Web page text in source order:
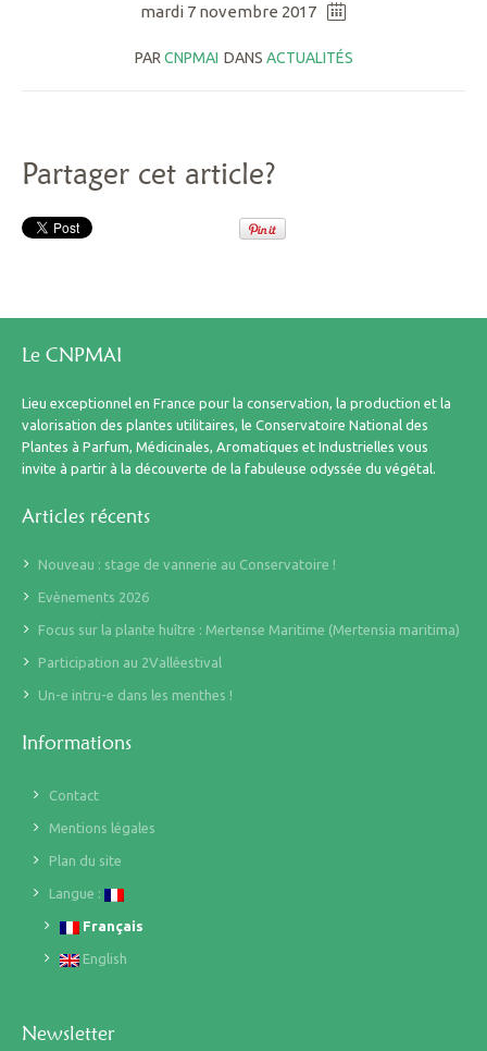
mardi 7 novembre 2017
PAR CNPMAI DANS ACTUALITÉS
Partager cet article?
Le CNPMAI
Lieu exceptionnel en France pour la conservation, la production et la
valorisation des plantes utilitaires, le Conservatoire National des
Plantes à Parfum, Médicinales, Aromatiques et Industrielles vous
invite à partir à la découverte de la fabuleuse odyssée du végétal.
Articles récents
Nouveau : stage de vannerie au Conservatoire !
Evènements 2026
Focus sur la plante huître : Mertense Maritime (Mertensia maritima)
Participation au 2Valléestival
Un-e intru-e dans les menthes !
Informations
Contact
Mentions légales
Plan du site
Langue :
Français
English
Newsletter